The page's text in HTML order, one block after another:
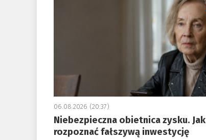
06.08.2026 (20:37)
Niebezpieczna obietnica zysku. Jak
rozpoznać fałszywą inwestycję